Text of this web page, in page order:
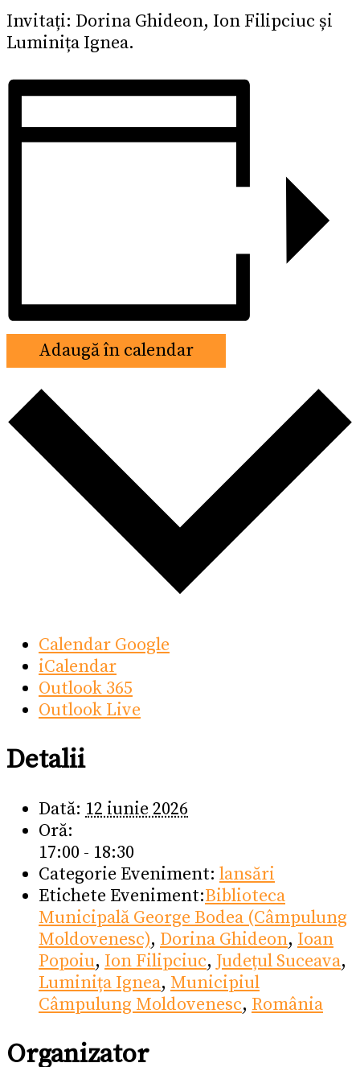
Invitați: Dorina Ghideon, Ion Filipciuc și
Luminița Ignea.
Adaugă în calendar
Calendar Google
iCalendar
Outlook 365
Outlook Live
Detalii
Dată: 12 iunie 2026
Oră:
17:00 - 18:30
Categorie Eveniment: lansări
Etichete Eveniment:Biblioteca
Municipală George Bodea (Câmpulung
Moldovenesc), Dorina Ghideon, Ioan
Popoiu, Ion Filipciuc, Județul Suceava,
Luminița Ignea, Municipiul
Câmpulung Moldovenesc, România
Organizator